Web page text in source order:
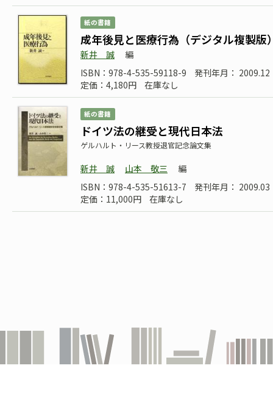
紙の書籍
成年後見と医療行為（デジタル複製版
新井 誠
編
ISBN：978-4-535-59118-9
発刊年月： 2009.12
定価：4,180円
在庫なし
紙の書籍
ドイツ法の継受と現代日本法
ゲルハルト・リース教授退官記念論文集
新井 誠 山本 敬三
編
ISBN：978-4-535-51613-7
発刊年月： 2009.03
定価：11,000円
在庫なし